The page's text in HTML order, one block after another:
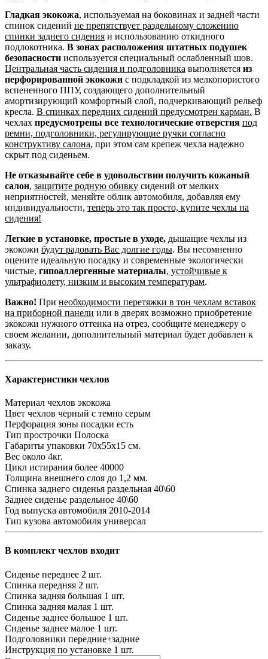
Гладкая экокожа, используемая на боковинах и задней части
спинок сидений не препятствует раздельному сложению
спинки заднего сидения и использованию откидного
подлокотника. В зонах расположения штатных подушек
безопасности используется специальный ослабленный шов.
Центральная часть сидения и подголовника выполняется из
перфорированной экокожи с подкладкой из мелкопористого
вспененного ППУ, создающего дополнительный
амортизирующий комфортный слой, подчеркивающий рельеф
кресла. В спинках передних сидений предусмотрен карман. В
чехлах предусмотрены все технологические отверстия под
ремни, подголовники, регулирующие ручки согласно
конструктиву салона, при этом сам крепеж чехла надежно
скрыт под сиденьем.
Не отказывайте себе в удовольствии получить кожаный
салон, защитите родную обивку сидений от мелких
неприятностей, меняйте облик автомобиля, добавляя ему
индивидуальности, теперь это так просто, купите чехлы на
сидения!
Легкие в установке, простые в уходе, дышащие чехлы из
экокожи будут радовать Вас долгие годы. Вы несомненно
оцените идеальную посадку и современные экологически
чистые, гипоаллергенные материалы, устойчивые к
ультрафиолету, низким и высоким температурам.
Важно! При необходимости перетяжки в тон чехлам вставок
на приборной панели или в дверях возможно приобретение
экокожи нужного оттенка на отрез, сообщите менеджеру о
своем желании, дополнительный материал будет добавлен к
заказу.
Характеристики чехлов
Материал чехлов экокожа
Цвет чехлов черный с темно серым
Перфорация зоны посадки есть
Тип прострочки Полоска
Габариты упаковки 70х55х15 см.
Вес около 4кг.
Цикл истирания более 40000
Толщина внешнего слоя до 1,2 мм.
Спинка заднего сиденья раздельная 40\60
Заднее сиденье раздельное 40\60
Год выпуска автомобиля 2010-2014
Тип кузова автомобиля универсал
В комплект чехлов входит
Сиденье переднее 2 шт.
Спинка передняя 2 шт.
Спинка задняя большая 1 шт.
Спинка задняя малая 1 шт.
Сиденье заднее большое 1 шт.
Сиденье заднее малое 1 шт.
Подголовники передние+задние
Инструкция по установке 1 шт.